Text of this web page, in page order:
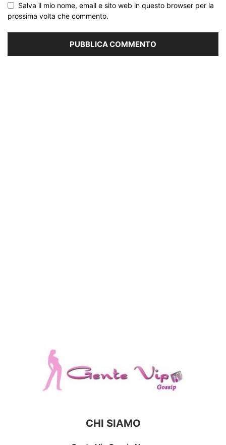
Salva il mio nome, email e sito web in questo browser per la
prossima volta che commento.
CHI SIAMO